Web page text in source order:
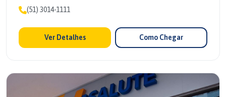
(51) 3014-1111
Ver Detalhes Como Chegar